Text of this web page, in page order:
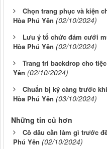
Chọn trang phục và kiện
Hòa Phú Yên (02/10/2024)
Lưu ý tổ chức đám cưới
Hòa Phú Yên (02/10/2024)
Trang trí backdrop cho
Yên (02/10/2024)
Chuẩn bị kỹ càng trước
Hòa Phú Yên (03/10/2024)
Những tin cũ hơn
Cô dâu cần làm gì trước
Phú Yên (02/10/2024)